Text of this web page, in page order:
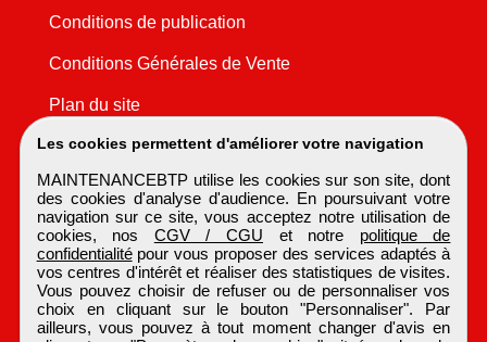
Les cookies permettent d'améliorer votre navigation
MAINTENANCEBTP utilise les cookies sur son site, dont
des cookies d'analyse d'audience. En poursuivant votre
navigation sur ce site, vous acceptez notre utilisation de
cookies, nos CGV / CGU et notre politique de
confidentialitépour vous proposer des services adaptés à
vos centres d'intérêt et réaliser des statistiques de visites.
Vous pouvez choisir de refuser ou de personnaliser vos
choix en cliquant sur le bouton "Personnaliser". Par
ailleurs, vous pouvez à tout moment changer d'avis en
Conditions de publication
Conditions Générales de Vente
Plan du site